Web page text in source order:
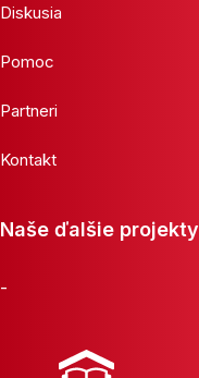
Diskusia
Pomoc
Partneri
Kontakt
Naše ďalšie projekty
-